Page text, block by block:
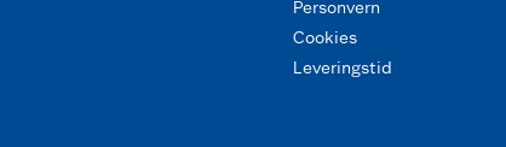
Personvern
Cookies
Leveringstid